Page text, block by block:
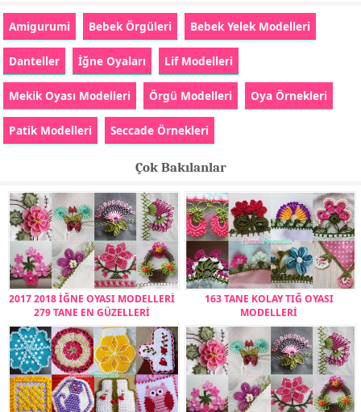
Amigurumi Bebek Örgüleri Bebek Yelek Modelleri
Danteller İğne Oyaları Lif Modelleri
Mekik Oyası Modelleri Örgü Modelleri Oya Örnekleri
Patik Modelleri Seccade Örnekleri
Çok Bakılanlar
2017 2018 İĞNE OYASI MODELLERİ
279 TANE EN GÜZELLERİ
163 TANE KOLAY TIĞ OYASI
MODELLERİ